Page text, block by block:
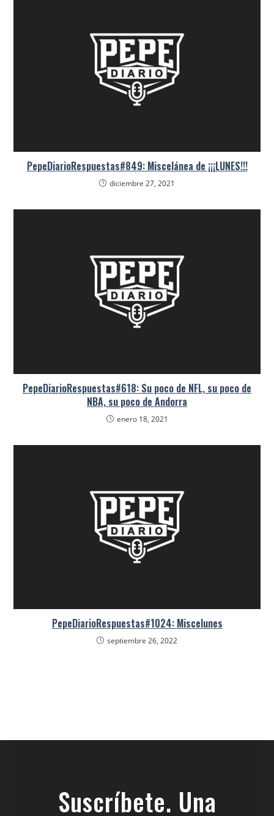
PepeDiarioRespuestas#849: Miscelánea de ¡¡¡LUNES!!!
diciembre 27, 2021
PepeDiarioRespuestas#618: Su poco de NFL, su poco de
NBA, su poco de Andorra
enero 18, 2021
PepeDiarioRespuestas#1024: Miscelunes
septiembre 26, 2022
Suscríbete. Una